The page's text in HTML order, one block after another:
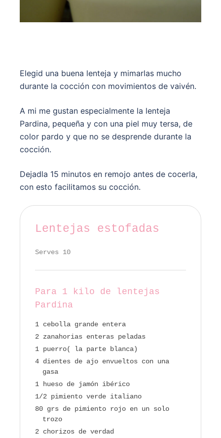
Elegid una buena lenteja y mimarlas mucho
durante la cocción con movimientos de vaivén.
A mi me gustan especialmente la lenteja
Pardina, pequeña y con una piel muy tersa, de
color pardo y que no se desprende durante la
cocción.
Dejadla 15 minutos en remojo antes de cocerla,
con esto facilitamos su cocción.
Lentejas estofadas
Serves 10
Para 1 kilo de lentejas
Pardina
1 cebolla grande entera
2 zanahorias enteras peladas
1 puerro( la parte blanca)
4 dientes de ajo envueltos con una
gasa
1 hueso de jamón ibérico
1/2 pimiento verde italiano
80 grs de pimiento rojo en un solo
trozo
2 chorizos de verdad